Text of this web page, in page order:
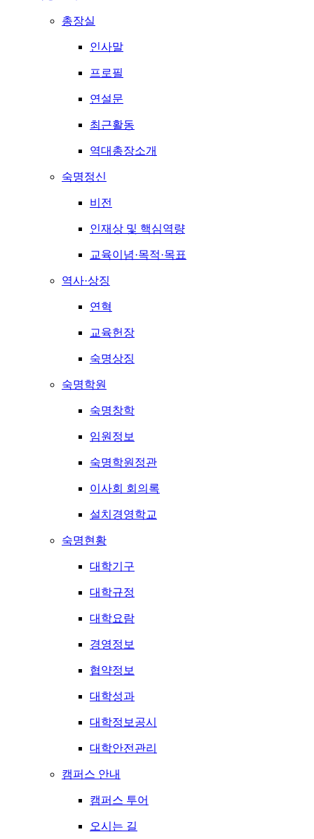
총장실
인사말
프로필
연설문
최근활동
역대총장소개
숙명정신
비전
인재상 및 핵심역량
교육이념·목적·목표
역사·상징
연혁
교육헌장
숙명상징
숙명학원
숙명창학
임원정보
숙명학원정관
이사회 회의록
설치경영학교
숙명현황
대학기구
대학규정
대학요람
경영정보
협약정보
대학성과
대학정보공시
대학안전관리
캠퍼스 안내
캠퍼스 투어
오시는 길